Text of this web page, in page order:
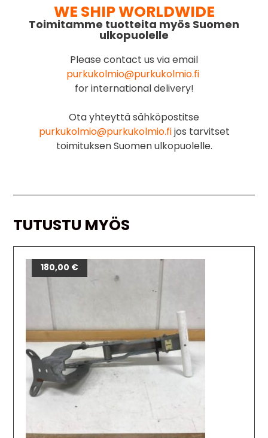
WE SHIP WORLDWIDE
Toimitamme tuotteita myös Suomen
ulkopuolelle
Please contact us via email
purkukolmio@purkukolmio.fi
for international delivery!
Ota yhteyttä sähköpostitse
purkukolmio@purkukolmio.fijos tarvitset
toimituksen Suomen ulkopuolelle.
TUTUSTU MYÖS
180,00 €